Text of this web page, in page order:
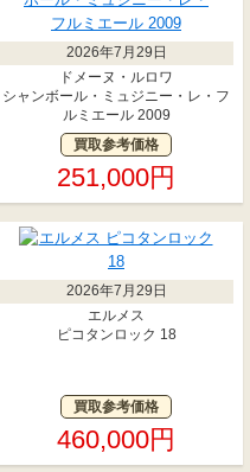
2026年7月29日
ドメーヌ・ルロワ
シャンボール・ミュジニー・レ・フ
ルミエール 2009
買取参考価格
251,000円
2026年7月29日
エルメス
ピコタンロック 18
買取参考価格
460,000円